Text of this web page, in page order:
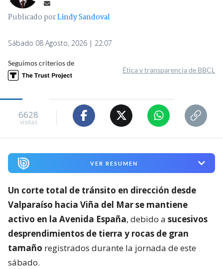
Publicado porLindy Sandoval
Sábado 08 Agosto, 2026 | 22:07
Seguimos criterios de
Ética y transparencia de BBCL
6628
visitas
VER RESUMEN
Un corte total de tránsito en dirección desde
Valparaíso hacia Viña del Mar se mantiene
activo en la Avenida España, debido a sucesivos
desprendimientos de tierra y rocas de gran
tamaño registrados durante la jornada de este
sábado.